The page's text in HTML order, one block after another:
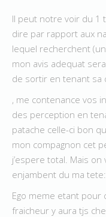
Il peut notre voir du 1
dire par rapport aux
lequel recherchent
mon avis adequat
de sortir en tenant sa
, me contenance vos
des perception en
patache celle-ci bon
mon compagnon cet
j’espere total. Mais
enjambent du ma tete:
Ego meme etant pour
fraicheur y aura tjs